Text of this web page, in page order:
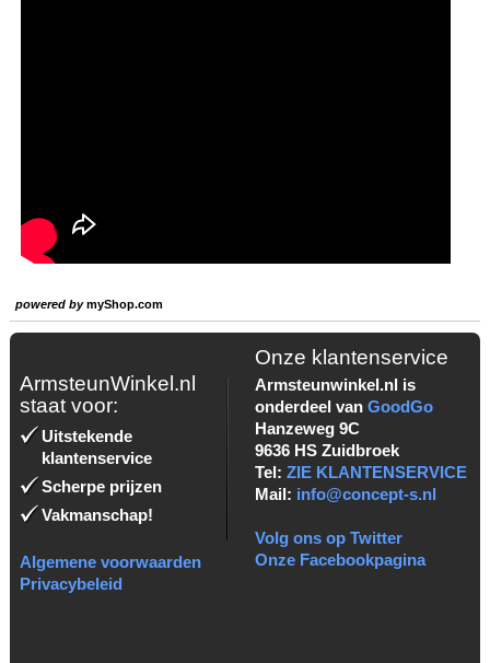
powered bymyShop.com
ArmsteunWinkel.nl
staat voor:
Uitstekende
klantenservice
Scherpe prijzen
Vakmanschap!
Algemene voorwaarden
Privacybeleid
Onze klantenservice
Armsteunwinkel.nl is
onderdeel van GoodGo
Hanzeweg 9C
9636 HS Zuidbroek
Tel: ZIE KLANTENSERVICE
Mail: info@concept-s.nl
Volg ons op Twitter
Onze Facebookpagina